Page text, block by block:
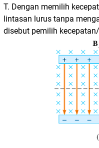
T. Dengan memilih
lintasan lurus tanpa
disebut pemilih kecepatan/